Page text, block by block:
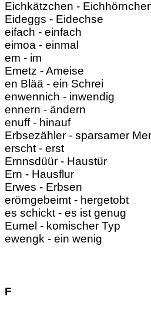
Eichkätzchen -
Eideggs - Eidechse
eifach - einfach
eimoa - einmal
em - im
Emetz - Ameise
en Blää - ein Schrei
enwennich - inwendig
ennern - ändern
enuff - hinauf
Erbsezähler - sparsamer
erscht - erst
Ernnsdüür - Haustür
Ern - Hausflur
Erwes - Erbsen
erömgebeimt - hergetobt
es schickt - es ist genug
Eumel - komischer Typ
ewengk - ein wenig
F